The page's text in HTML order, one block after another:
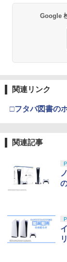
Google
関連リンク
□フタバ図書の
関連記事